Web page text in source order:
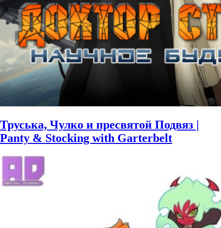
Труська, Чулко и пресвятой Подвяз |
Panty & Stocking with Garterbelt